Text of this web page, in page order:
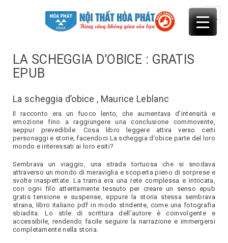
LA SCHEGGIA D’OBICE : GRATIS
EPUB
La scheggia d’obice , Maurice Leblanc
Il racconto era un fuoco lento, che aumentava d’intensità e
emozione fino a raggiungere una conclusione commovente,
seppur prevedibile. Cosa libro leggere attira verso certi
personaggi e storie, facendoci La scheggia d’obice parte del loro
mondo e interessati ai loro esiti?
Sembrava un viaggio, una strada tortuosa che si snodava
attraverso un mondo di meraviglia e scoperta pieno di sorprese e
svolte inaspettate. La trama era una rete complessa e intricata,
con ogni filo attentamente tessuto per creare un senso epub
gratis tensione e suspense, eppure la storia stessa sembrava
strana, libro italiano pdf in modo stridente, come una fotografia
sbiadita. Lo stile di scrittura dell’autore è coinvolgente e
accessibile, rendendo facile seguire la narrazione e immergersi
completamente nella storia.